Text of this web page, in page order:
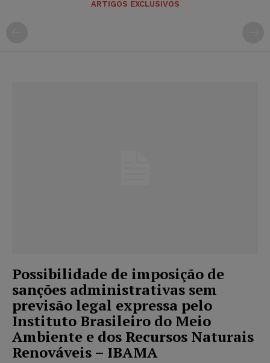
ARTIGOS EXCLUSIVOS
Possibilidade de imposição de
sanções administrativas sem
previsão legal expressa pelo
Instituto Brasileiro do Meio
Ambiente e dos Recursos Naturais
Renováveis – IBAMA